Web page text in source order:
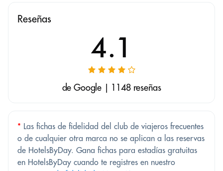
Reseñas
4.1
de Google | 1148 reseñas
* Las fichas de fidelidad del club de viajeros frecuentes
o de cualquier otra marca no se aplican a las reservas
de HotelsByDay. Gana fichas para estadías gratuitas
en HotelsByDay cuando te registres en nuestro